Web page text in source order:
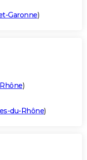
Garonne)
)
du-Rhône)